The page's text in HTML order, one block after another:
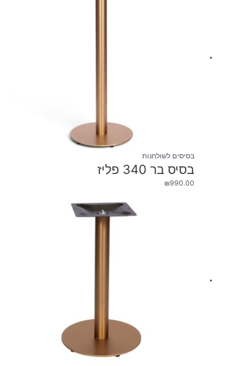
בסיסים לשולחנות
בסיס בר 340 פליז
₪990.00